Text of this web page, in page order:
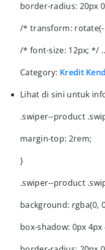
border-radius: 20px
/* transform:
/* font-size: 12px; */
Category: Kredit
Lihat di sini untuk
.swiper--product
margin-top: 2rem;
}
.swiper--product
background: rgba(0,
box-shadow: 0px 4px